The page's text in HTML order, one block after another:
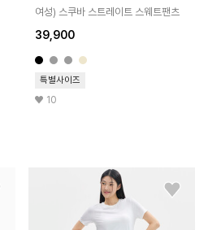
여성) 스쿠바 스트레이트 스웨트팬츠
39,900
특별사이즈
10